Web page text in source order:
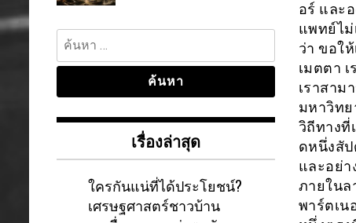
อร์ และ
แพทย์ไม่
ว่า ขอใ
เมตตา
เราสาม
มหาวิทย
วิถีทางที่
ดหนึ่งสั
และอย่า
ภายในล
พาร์ตเน
ค้นหา
สำหรับ:
เรื่องล่าสุด
ใครกันแน่ที่ได้ประโยชน์?
เศรษฐศาสตร์ชาวบ้าน